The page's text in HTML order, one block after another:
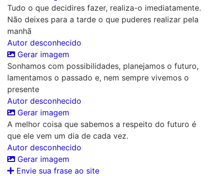
Tudo o que decidires fazer, realiza-o imediatamente.
Não deixes para a tarde o que puderes realizar pela
manhã
Autor desconhecido
Gerar imagem
Sonhamos com possibilidades, planejamos o futuro,
lamentamos o passado e, nem sempre vivemos o
presente
Autor desconhecido
Gerar imagem
A melhor coisa que sabemos a respeito do futuro é
que ele vem um dia de cada vez.
Autor desconhecido
Gerar imagem
Envie sua frase ao site